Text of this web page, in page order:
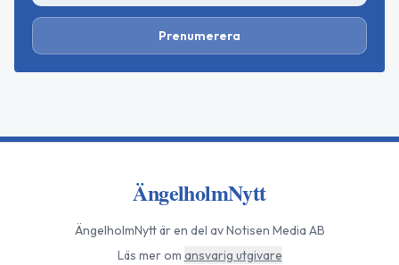
Prenumerera
ÄngelholmNytt
ÄngelholmNyttär en del av Notisen Media AB
Läs mer om ansvarig utgivare